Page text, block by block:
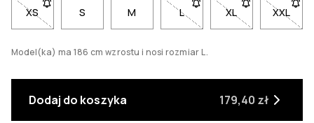
XS- Rozmiar XS niedostępny. Kliknij, aby otrzymać
S M L- Rozmiar L niedostępny.
XL- Rozmiar XL
XXL
-
Model(ka) ma 186 cm wzrostu i nosi rozmiar L.
Dodaj do koszyka 179,40 zł